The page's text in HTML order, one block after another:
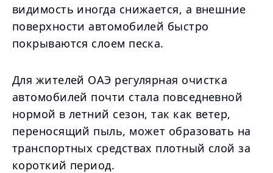
видимость иногда снижается, а внешние
поверхности автомобилей быстро
покрываются слоем песка.
Для жителей ОАЭ регулярная очистка
автомобилей почти стала повседневной
нормой в летний сезон, так как ветер,
переносящий пыль, может образовать на
транспортных средствах плотный слой за
короткий период.